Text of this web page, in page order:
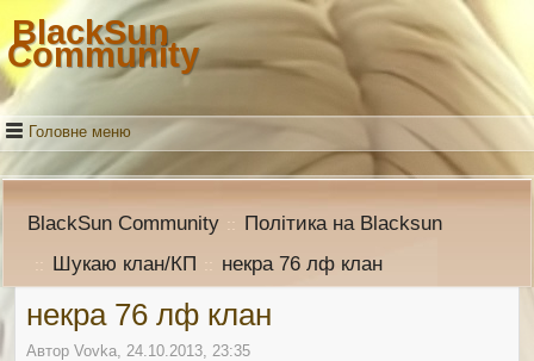
BlackSun
Community
Головне меню
BlackSun Community :: Політика на Blacksun
:: Шукаю клан/КП :: некра 76 лф клан
некра 76 лф клан
Автор Vovka, 24.10.2013, 23:35